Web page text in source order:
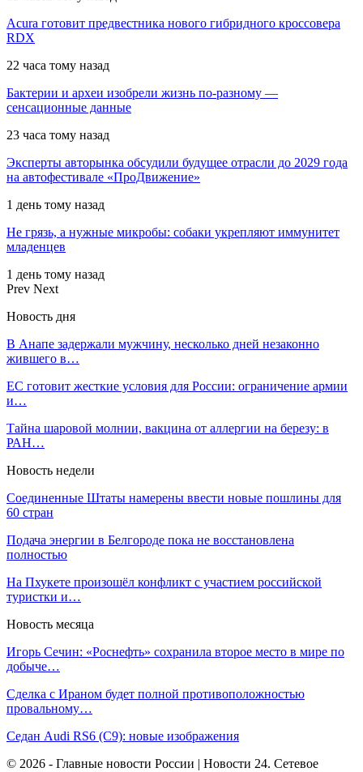
Acura готовит предвестника нового гибридного кроссовера
RDX
22 часа тому назад
Бактерии и археи изобрели жизнь по-разному —
сенсационные данные
23 часа тому назад
Эксперты авторынка обсудили будущее отрасли до 2029 года
на автофестивале «ПроДвижение»
1 день тому назад
Не грязь, а нужные микробы: собаки укрепляют иммунитет
младенцев
1 день тому назад
Prev Next
Новость дня
В Анапе задержали мужчину, несколько дней незаконно
жившего в…
ЕС готовит жесткие условия для России: ограничение армии
и…
Тайна шаровой молнии, вакцина от аллергии на березу: в
РАН…
Новость недели
Соединенные Штаты намерены ввести новые пошлины для
60 стран
Подача энергии в Белгороде пока не восстановлена
полностью
На Пхукете произошёл конфликт с участием российской
туристки и…
Новость месяца
Игорь Сечин: «Роснефть» сохранила второе место в мире по
добыче…
Сделка с Ираном будет полной противоположностью
провальному…
Седан Audi RS6 (C9): новые изображения
© 2026 - Главные новости России | Новости 24. Сетевое